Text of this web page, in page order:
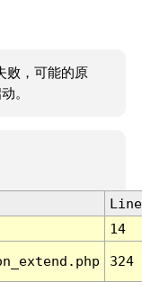
败，可能的原
。
Line
14
324